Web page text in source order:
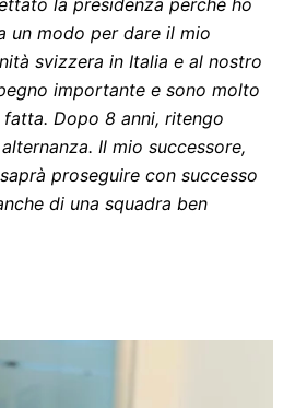
la presidenza perché ho
un modo per dare il mio
svizzera in Italia e al nostro
importante e sono molto
fatta. Dopo 8 anni, ritengo
Il mio successore,
proseguire con successo
di una squadra ben